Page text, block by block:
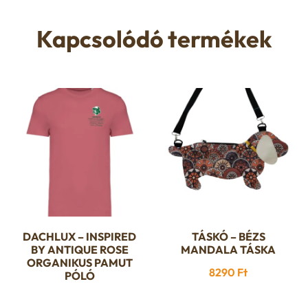
van.
A
termékoldalon
választhatók
ki
Kapcsolódó termékek
Ennek
a
terméknek
DACHLUX – INSPIRED
BY ANTIQUE ROSE
ORGANIKUS PAMUT
PÓLÓ
TÁSKÓ – BÉZS
MANDALA TÁSKA
8290 Ft